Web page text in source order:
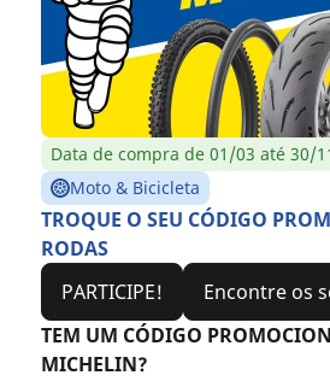
Data de compra de 01/03 até 30/
Moto & Bicicleta
TROQUE O SEU CÓDIGO
RODAS
PARTICIPE!
Encontre os
TEM UM CÓDIGO
MICHELIN?